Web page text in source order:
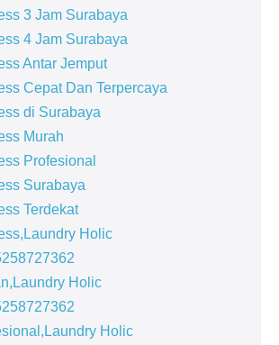
3 Jam Surabaya
4 Jam Surabaya
Antar Jemput
Cepat Dan Terpercaya
di Surabaya
Murah
Profesional
Surabaya
Terdekat
Holic
Holic
Holic